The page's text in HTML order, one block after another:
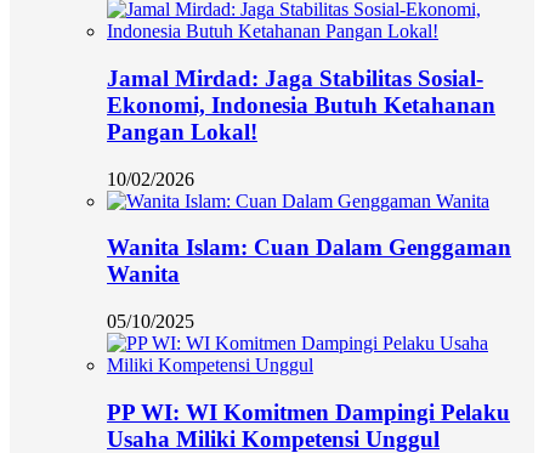
Jamal Mirdad: Jaga Stabilitas Sosial-
Ekonomi, Indonesia Butuh Ketahanan
Pangan Lokal!
10/02/2026
Wanita Islam: Cuan Dalam Genggaman
Wanita
05/10/2025
PP WI: WI Komitmen Dampingi Pelaku
Usaha Miliki Kompetensi Unggul